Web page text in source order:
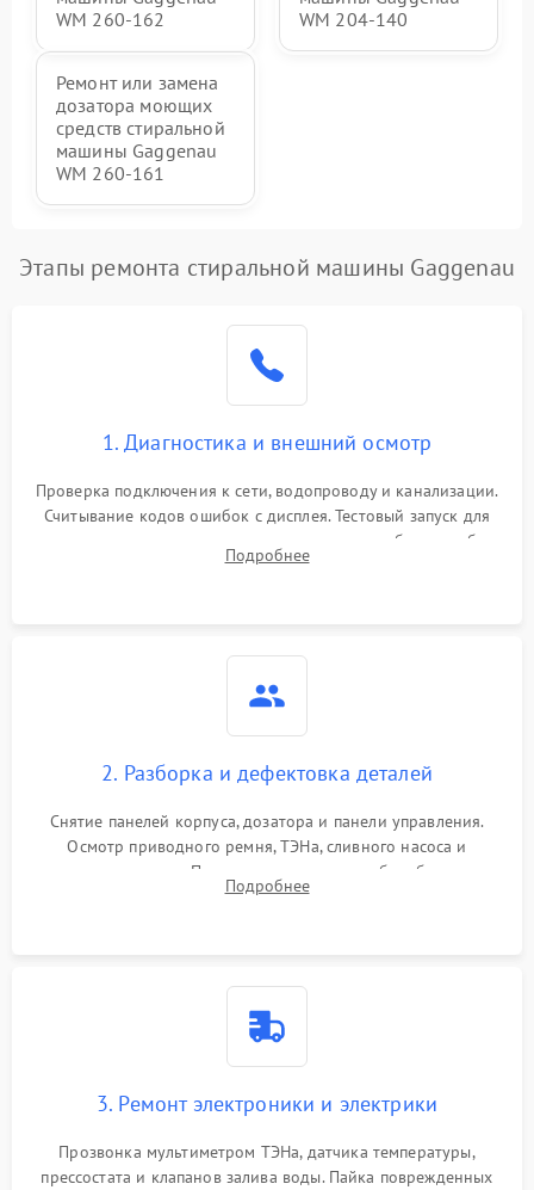
WM 260-162
WM 204-140
Ремонт или замена
дозатора моющих
средств стиральной
машины Gaggenau
WM 260-161
Этапы ремонта стиральной машины Gaggenau
1. Диагностика и внешний осмотр
Проверка подключения к сети, водопроводу и канализации.
Считывание кодов ошибок с дисплея. Тестовый запуск для
выявления посторонних шумов, протечек или сбоев в работе
электронного модуля управления.
Подробнее
2. Разборка и дефектовка деталей
Снятие панелей корпуса, дозатора и панели управления.
Осмотр приводного ремня, ТЭНа, сливного насоса и
амортизаторов. Проверка подшипников барабана и
крестовины на износ, а манжеты люка на разрывы.
Подробнее
3. Ремонт электроники и электрики
Прозвонка мультиметром ТЭНа, датчика температуры,
прессостата и клапанов залива воды. Пайка поврежденных